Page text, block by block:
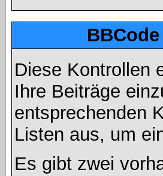
Diese Kontrollen
Ihre Beiträge
entsprechenden
Listen aus, um
Es gibt zwei